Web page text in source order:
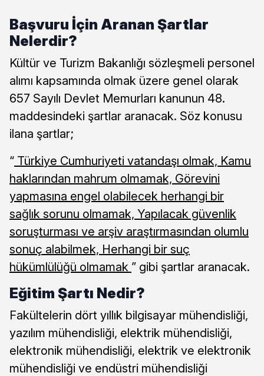
Başvuru İçin Aranan Şartlar
Nelerdir?
Kültür ve Turizm Bakanlığı sözleşmeli personel
alımı kapsamında olmak üzere genel olarak
657 Sayılı Devlet Memurları kanunun 48.
maddesindeki şartlar aranacak. Söz konusu
ilana şartlar;
“ Türkiye Cumhuriyeti vatandaşı olmak, Kamu
haklarından mahrum olmamak, Görevini
yapmasına engel olabilecek herhangi bir
sağlık sorunu olmamak, Yapılacak güvenlik
soruşturması ve arşiv araştırmasından olumlu
sonuç alabilmek, Herhangi bir suç
hükümlülüğü olmamak ” gibi şartlar aranacak.
Eğitim Şartı Nedir?
Fakültelerin dört yıllık bilgisayar mühendisliği,
yazılım mühendisliği, elektrik mühendisliği,
elektronik mühendisliği, elektrik ve elektronik
mühendisliği ve endüstri mühendisliği